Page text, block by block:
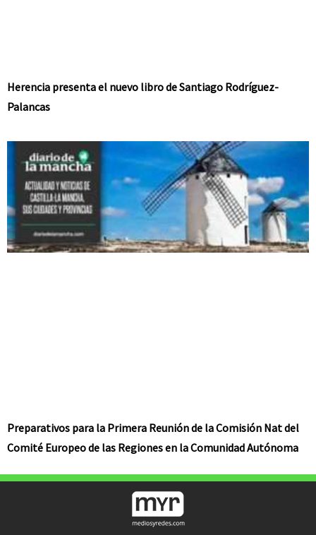
Herencia presenta el nuevo libro de Santiago Rodríguez-
Palancas
Preparativos para la Primera Reunión de la Comisión Nat del
Comité Europeo de las Regiones en la Comunidad Autónoma